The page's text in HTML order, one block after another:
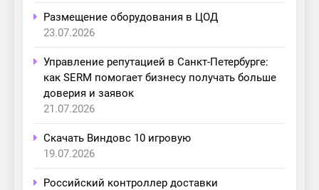
Размещение оборудования в ЦОД
23.07.2026
Управление репутацией в Санкт-Петербурге:
как SERM помогает бизнесу получать больше
доверия и заявок
21.07.2026
Скачать Виндовс 10 игровую
19.07.2026
Российский контроллер доставки